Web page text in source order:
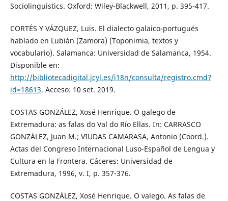
Sociolinguistics. Oxford: Wiley-Blackwell, 2011, p. 395-417.
CORTÉS Y VÁZQUEZ, Luis. El dialecto galaico-portugués
hablado en Lubián (Zamora) (Toponimia, textos y
vocabulario). Salamanca: Universidad de Salamanca, 1954.
Disponible en:
http://bibliotecadigital.jcyl.es/i18n/consulta/registro.cmd?
id=18613. Acceso: 10 set. 2019.
COSTAS GONZÁLEZ, Xosé Henrique. O galego de
Extremadura: as falas do Val do Río Ellas. In: CARRASCO
GONZÁLEZ, Juan M.; VIUDAS CAMARASA, Antonio (Coord.).
Actas del Congreso Internacional Luso-Español de Lengua y
Cultura en la Frontera. Cáceres: Universidad de
Extremadura, 1996, v. I, p. 357-376.
COSTAS GONZÁLEZ, Xosé Henrique. O valego. As falas de